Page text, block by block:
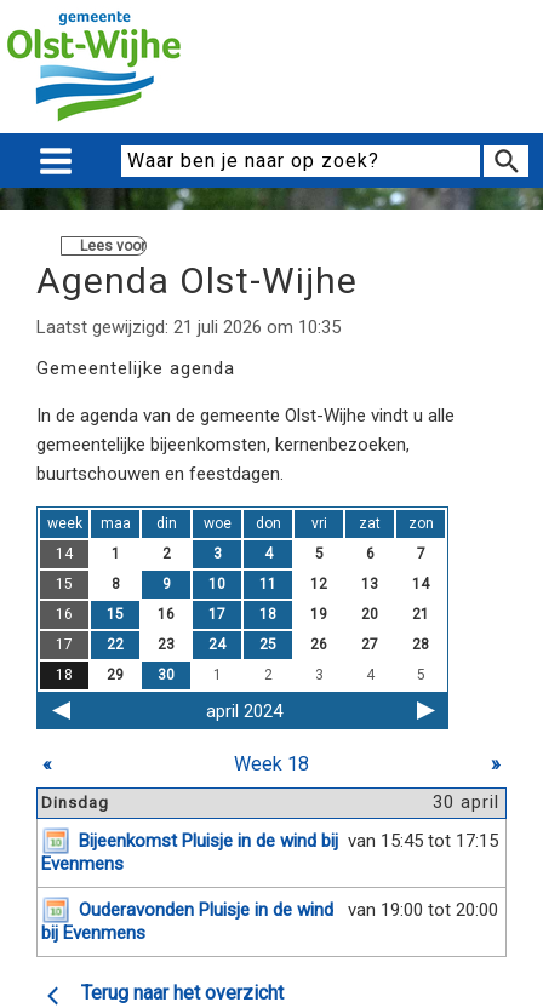
Lees voor
Agenda Olst-Wijhe
Laatst gewijzigd: 21 juli 2026 om 10:35
Gemeentelijke agenda
In de agenda van de gemeente Olst-Wijhe vindt u alle
gemeentelijke bijeenkomsten, kernenbezoeken,
buurtschouwen en feestdagen.
week maa din woe don vri zat
zon
14
1 2 3 4 5 6
7
15
8 9 10 11 12 13
14
16
15 16 17 18 19 20
21
17
22 23 24 25 26 27
28
18
29 30 1 2 3 4 5
april 2024
« Week 18 »
30 april
Dinsdag
van 15:45 tot 17:15
Bijeenkomst Pluisje in de wind bij
Evenmens
van 19:00 tot 20:00
Ouderavonden Pluisje in de wind
bij Evenmens
Terug naar het overzicht